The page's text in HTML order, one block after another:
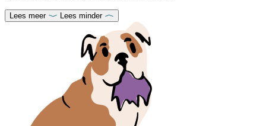
Lees meer Lees minder